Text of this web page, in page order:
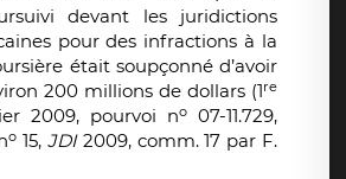
devant les juridictions
pour des infractions à la
était soupçonné d’avoir
200 millions de dollars (1re
2009, pourvoi no
07-11.729,
o 15,JDI2009, comm. 17 par F.